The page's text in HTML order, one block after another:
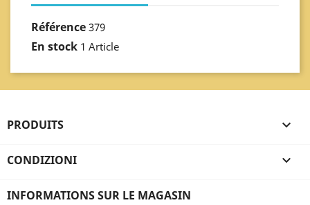
Référence 379
En stock 1 Article
PRODUITS 
CONDIZIONI 
INFORMATIONS SUR LE MAGASIN